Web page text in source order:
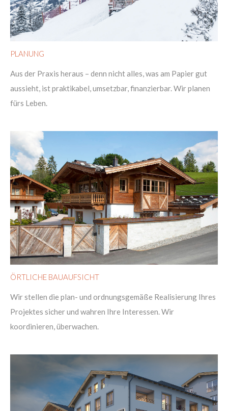
PLANUNG
Aus der Praxis heraus – denn nicht alles, was am Papier gut
aussieht, ist praktikabel, umsetzbar, finanzierbar. Wir planen
fürs Leben.
ÖRTLICHE BAUAUFSICHT
Wir stellen die plan- und ordnungsgemäße Realisierung Ihres
Projektes sicher und wahren Ihre Interessen. Wir
koordinieren, überwachen.